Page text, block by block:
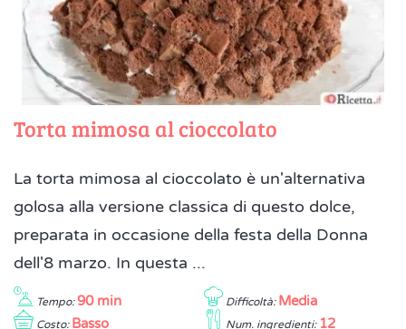
Torta mimosa al cioccolato
La torta mimosa al cioccolato è un'alternativa
golosa alla versione classica di questo dolce,
preparata in occasione della festa della Donna
dell'8 marzo. In questa ...
Tempo: 90 min Difficoltà: Media
Costo: Basso Num. ingredienti: 12